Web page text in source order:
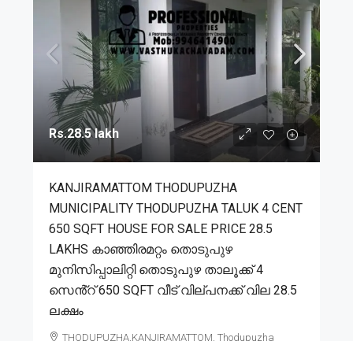
Rs.28.5 lakh
KANJIRAMATTOM THODUPUZHA
MUNICIPALITY THODUPUZHA TALUK 4 CENT
650 SQFT HOUSE FOR SALE PRICE 28.5
LAKHS കാഞ്ഞിരമറ്റം തൊടുപുഴ
മുനിസിപ്പാലിറ്റി തൊടുപുഴ താലൂക്ക് 4
സെൻ്റ് 650 SQFT വീട് വില്പനക്ക് വില 28.5
ലക്ഷം
THODUPUZHA,KANJIRAMATTOM, Thodupuzha